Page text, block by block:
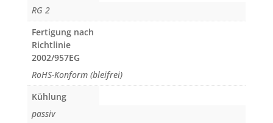
RG 2
Fertigung nach
Richtlinie
2002/957EG
RoHS-Konform (bleifrei)
Kühlung
passiv